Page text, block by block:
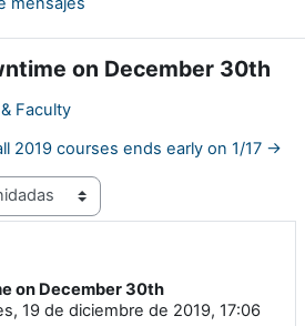
on December 30th
Faculty
2019 courses ends early on 1/17 →
on December 30th
19 de diciembre de 2019, 17:06
0